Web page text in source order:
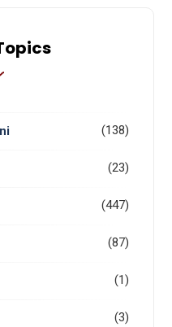
(138)
(23)
(447)
(87)
(1)
(3)